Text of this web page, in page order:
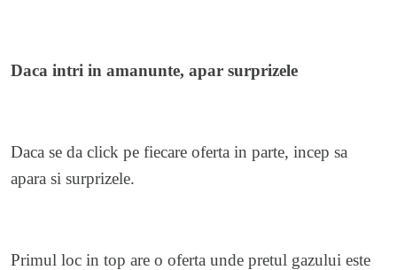
Daca intri in amanunte, apar surprizele
Daca se da click pe fiecare oferta in parte, incep sa
apara si surprizele.
Primul loc in top are o oferta unde pretul gazului este